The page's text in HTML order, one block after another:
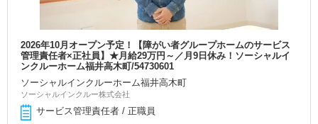
2026年10月オープン予定！【障がい者グループホームのサービス
管理責任者×正社員】★月給29万円～／月9日休み！ソーシャルイ
ンクルーホーム福井高木町/54730601
ソーシャルインクルーホーム福井高木町
ソーシャルインクルー株式会社
サービス管理責任者 / 正職員